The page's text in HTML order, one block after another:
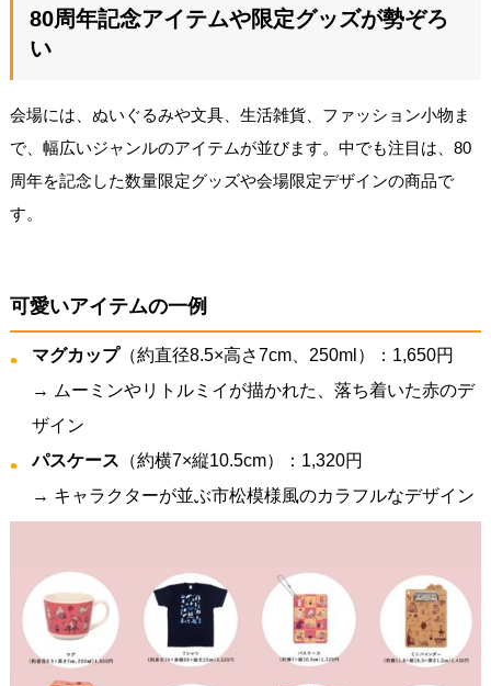
80周年記念アイテムや限定グッズが勢ぞろ
い
会場には、ぬいぐるみや文具、生活雑貨、ファッション小物ま
で、幅広いジャンルのアイテムが並びます。中でも注目は、80
周年を記念した数量限定グッズや会場限定デザインの商品で
す。
可愛いアイテムの一例
マグカップ（約直径8.5×高さ7cm、250ml）：1,650円
→ ムーミンやリトルミイが描かれた、落ち着いた赤のデ
ザイン
パスケース （約横7×縦10.5cm）：1,320円
→ キャラクターが並ぶ市松模様風のカラフルなデザイン